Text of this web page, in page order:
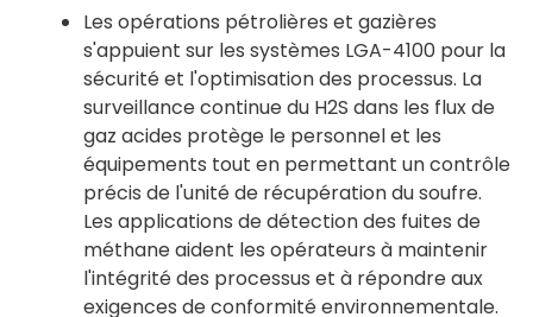
Les opérations pétrolières et gazières
s'appuient sur les systèmes LGA-4100 pour la
sécurité et l'optimisation des processus. La
surveillance continue du H2S dans les flux de
gaz acides protège le personnel et les
équipements tout en permettant un contrôle
précis de l'unité de récupération du soufre.
Les applications de détection des fuites de
méthane aident les opérateurs à maintenir
l'intégrité des processus et à répondre aux
exigences de conformité environnementale.